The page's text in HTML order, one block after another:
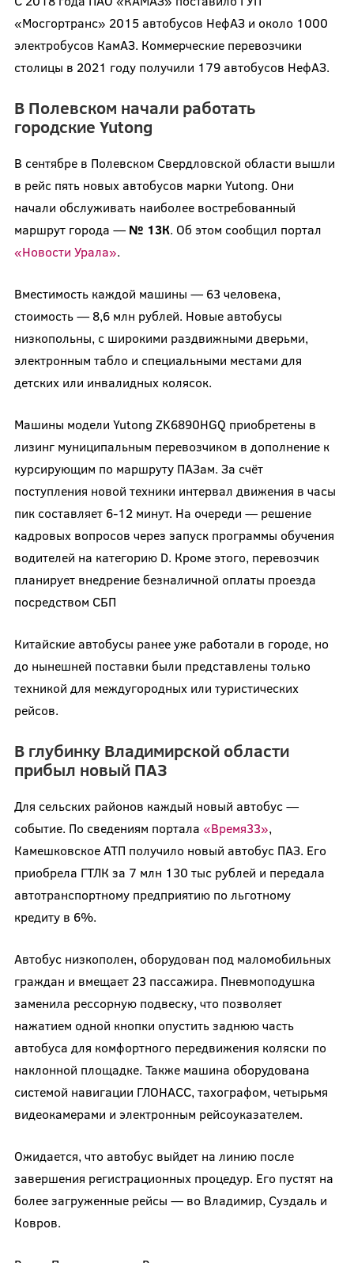
«Мосгортранс» 2015 автобусов НефАЗ и около 1000
электробусов КамАЗ. Коммерческие перевозчики
столицы в 2021 году получили 179 автобусов НефАЗ.
В Полевском начали работать
городские Yutong
В сентябре в Полевском Свердловской области вышли
в рейс пять новых автобусов марки Yutong. Они
начали обслуживать наиболее востребованный
маршрут города — № 13К. Об этом сообщил портал
«Новости Урала».
Вместимость каждой машины — 63 человека,
стоимость — 8,6 млн рублей. Новые автобусы
низкопольны, с широкими раздвижными дверьми,
электронным табло и специальными местами для
детских или инвалидных колясок.
Машины модели Yutong ZK6890HGQ приобретены в
лизинг муниципальным перевозчиком в дополнение к
курсирующим по маршруту ПАЗам. За счёт
поступления новой техники интервал движения в часы
пик составляет 6-12 минут. На очереди — решение
кадровых вопросов через запуск программы обучения
водителей на категорию D. Кроме этого, перевозчик
планирует внедрение безналичной оплаты проезда
посредством СБП
Китайские автобусы ранее уже работали в городе, но
до нынешней поставки были представлены только
техникой для междугородных или туристических
рейсов.
В глубинку Владимирской области
прибыл новый ПАЗ
Для сельских районов каждый новый автобус —
событие. По сведениям портала «Время33»,
Камешковское АТП получило новый автобус ПАЗ. Его
приобрела ГТЛК за 7 млн 130 тыс рублей и передала
автотранспортному предприятию по льготному
кредиту в 6%.
Автобус низкополен, оборудован под маломобильных
граждан и вмещает 23 пассажира. Пневмоподушка
заменила рессорную подвеску, что позволяет
нажатием одной кнопки опустить заднюю часть
автобуса для комфортного передвижения коляски по
наклонной площадке. Также машина оборудована
системой навигации ГЛОНАСС, тахографом, четырьмя
видеокамерами и электронным рейсоуказателем.
Ожидается, что автобус выйдет на линию после
завершения регистрационных процедур. Его пустят на
более загруженные рейсы — во Владимир, Суздаль и
Ковров.